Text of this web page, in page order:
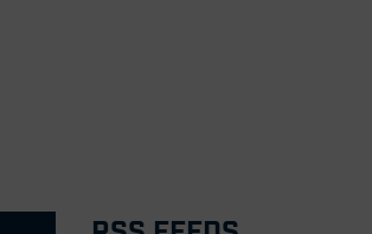
Geschäfts an die aktuelle
und mehrere Regionen, Kunden und